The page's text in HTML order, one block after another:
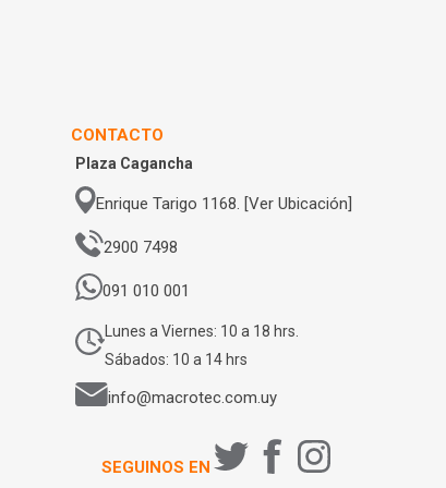
CONTACTO
Plaza Cagancha
Enrique Tarigo 1168. [Ver Ubicación]
2900 7498
091 010 001
Lunes a Viernes: 10 a 18 hrs.
Sábados: 10 a 14 hrs
info@macrotec.com.uy
SEGUINOS EN